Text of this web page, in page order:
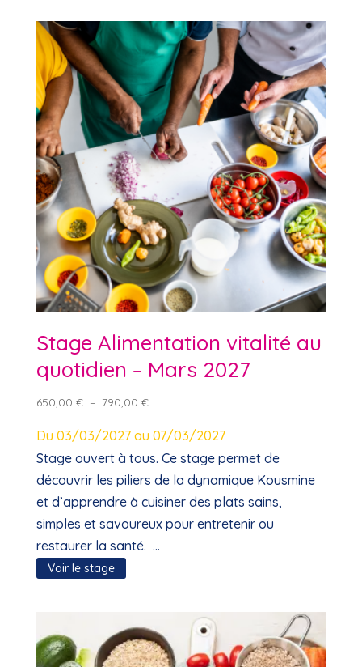
Stage Alimentation vitalité au
quotidien – Mars 2027
650,00 € – 790,00 €Plage
prix :
650,00 €
à
790,00 €
Du 03/03/2027 au 07/03/2027
Stage ouvert à tous. Ce stage permet de
découvrir les piliers de la dynamique Kousmine
et d’apprendre à cuisiner des plats sains,
simples et savoureux pour entretenir ou
restaurer la santé. ...
Voir le stage